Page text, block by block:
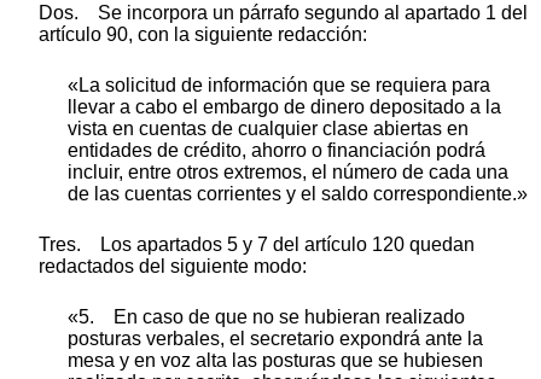
Dos. Se incorpora un párrafo segundo al apartado 1 del
artículo 90, con la siguiente redacción:
«La solicitud de información que se requiera para
llevar a cabo el embargo de dinero depositado a la
vista en cuentas de cualquier clase abiertas en
entidades de crédito, ahorro o financiación podrá
incluir, entre otros extremos, el número de cada una
de las cuentas corrientes y el saldo correspondiente.»
Tres. Los apartados 5 y 7 del artículo 120 quedan
redactados del siguiente modo:
«5. En caso de que no se hubieran realizado
posturas verbales, el secretario expondrá ante la
mesa y en voz alta las posturas que se hubiesen